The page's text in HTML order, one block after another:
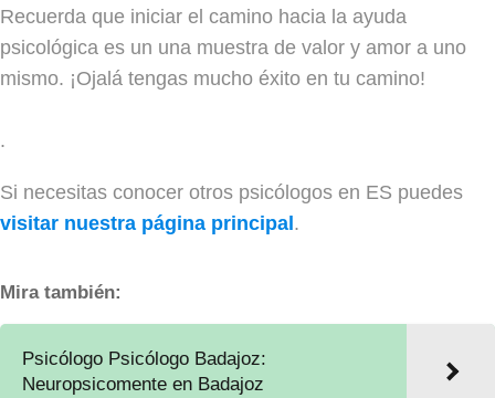
Recuerda que iniciar el camino hacia la ayuda
psicológica es un una muestra de valor y amor a uno
mismo. ¡Ojalá tengas mucho éxito en tu camino!
.
Si necesitas conocer otros psicólogos en ES puedes
visitar nuestra página principal.
Mira también:
Psicólogo Psicólogo Badajoz:
Neuropsicomente en Badajoz